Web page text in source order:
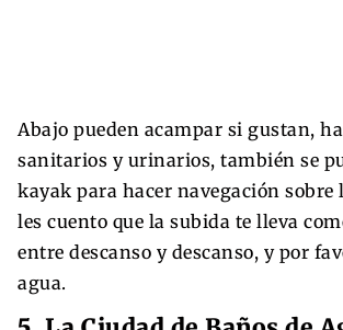
Abajo pueden acampar si gustan,
sanitarios y urinarios, también se
kayak para hacer navegación sobre
les cuento que la subida te lleva
entre descanso y descanso, y por
agua.